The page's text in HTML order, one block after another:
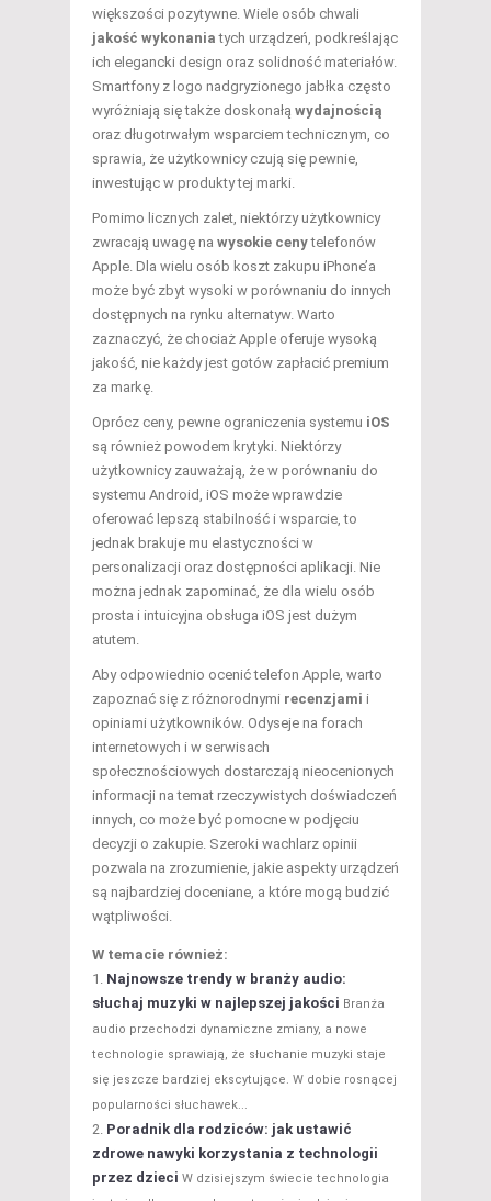
większości pozytywne. Wiele osób chwali
jakość wykonania tych urządzeń, podkreślając
ich elegancki design oraz solidność materiałów.
Smartfony z logo nadgryzionego jabłka często
wyróżniają się także doskonałą wydajnością
oraz długotrwałym wsparciem technicznym, co
sprawia, że użytkownicy czują się pewnie,
inwestując w produkty tej marki.
Pomimo licznych zalet, niektórzy użytkownicy
zwracają uwagę na wysokie cenytelefonów
Apple. Dla wielu osób koszt zakupu iPhone’a
może być zbyt wysoki w porównaniu do innych
dostępnych na rynku alternatyw. Warto
zaznaczyć, że chociaż Apple oferuje wysoką
jakość, nie każdy jest gotów zapłacić premium
za markę.
Oprócz ceny, pewne ograniczenia systemu iOS
są również powodem krytyki. Niektórzy
użytkownicy zauważają, że w porównaniu do
systemu Android, iOS może wprawdzie
oferować lepszą stabilność i wsparcie, to
jednak brakuje mu elastyczności w
personalizacji oraz dostępności aplikacji. Nie
można jednak zapominać, że dla wielu osób
prosta i intuicyjna obsługa iOS jest dużym
atutem.
Aby odpowiednio ocenić telefon Apple, warto
zapoznać się z różnorodnymi recenzjami i
opiniami użytkowników. Odyseje na forach
internetowych i w serwisach
społecznościowych dostarczają nieocenionych
informacji na temat rzeczywistych doświadczeń
innych, co może być pomocne w podjęciu
decyzji o zakupie. Szeroki wachlarz opinii
pozwala na zrozumienie, jakie aspekty urządzeń
są najbardziej doceniane, a które mogą budzić
wątpliwości.
W temacie również:
Najnowsze trendy w branży audio:
słuchaj muzyki w najlepszej jakości Branża
audio przechodzi dynamiczne zmiany, a nowe
technologie sprawiają, że słuchanie muzyki staje
się jeszcze bardziej ekscytujące. W dobie rosnącej
popularności słuchawek...
Poradnik dla rodziców: jak ustawić
zdrowe nawyki korzystania z technologii
przez dzieci W dzisiejszym świecie technologia